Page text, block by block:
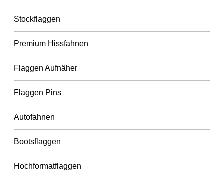
Stockflaggen
Premium Hissfahnen
Flaggen Aufnäher
Flaggen Pins
Autofahnen
Bootsflaggen
Hochformatflaggen